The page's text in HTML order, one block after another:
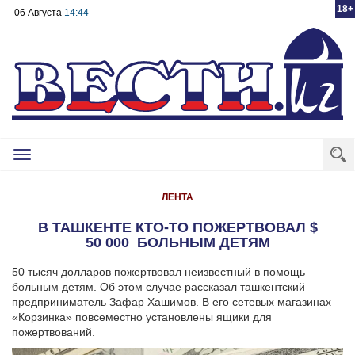
18+
06 Августа 14:44
Toggle
ЛЕНТА
В ТАШКЕНТЕ КТО-ТО ПОЖЕРТВОВАЛ $
50 000 БОЛЬНЫМ ДЕТЯМ
50 тысяч долларов пожертвовал неизвестный в помощь
больным детям. Об этом случае рассказал ташкентский
предприниматель Зафар Хашимов. В его сетевых магазинах
«Корзинка» повсеместно установлены ящики для
пожертвований.